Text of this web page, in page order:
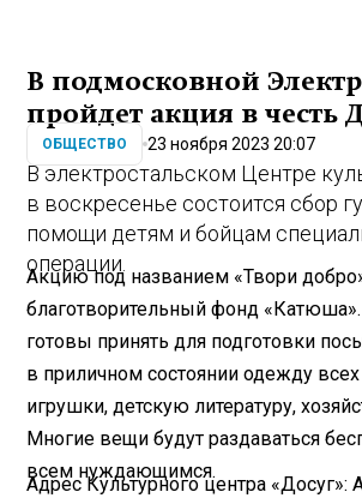
В подмосковной
пройдет акция в честь
ОБЩЕСТВО 23 ноября 2023 20:07
В электростальском Центре
в воскресенье состоится сбор
помощи детям и бойцам
операции.
Акцию под названием «Твори
благотворительный фонд
готовы принять для подготовки
в приличном состоянии одежду
игрушки, детскую литературу,
Многие вещи будут раздаваться
всем нуждающимся.
Адрес Культурного центра «Досуг»: